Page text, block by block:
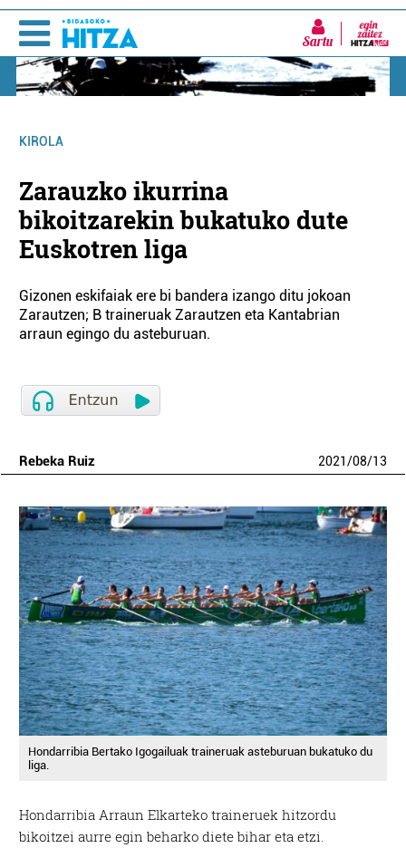
Sartu
KIROLA
Zarauzko ikurrina
bikoitzarekin bukatuko dute
Euskotren liga
Gizonen eskifaiak ere bi bandera izango ditu jokoan
Zarautzen; B traineruak Zarautzen eta Kantabrian
arraun egingo du asteburuan.
Rebeka Ruiz 2021/08/13
Hondarribia Bertako Igogailuak traineruak asteburuan bukatuko du
liga.
Hondarribia Arraun Elkarteko traineruek hitzordu
bikoitzei aurre egin beharko diete bihar eta etzi.